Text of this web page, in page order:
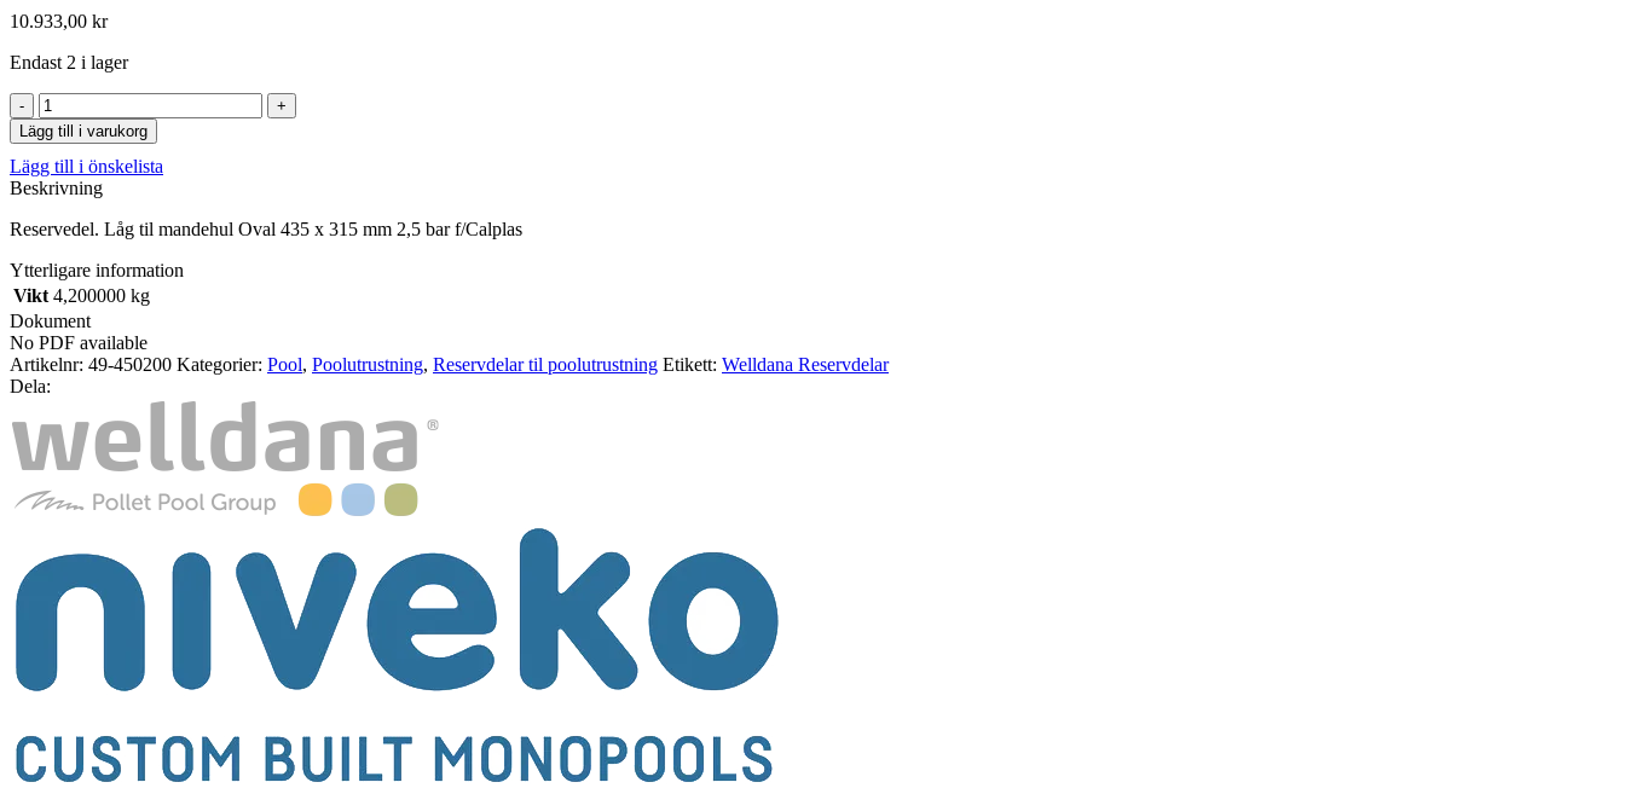
10.933,00 kr
Endast 2 i lager
Låg
til
mandehul
Oval
435
315
2,5
bar
f/Calplas
mängd
Lägg till i varukorg
Lägg till i önskelista
Beskrivning
Reservedel. Låg til mandehul Oval 435 x 315 mm 2,5 bar f/Calplas
Ytterligare information
Vikt 4,200000 kg
Dokument
No PDF available
Artikelnr: 49-450200 Kategorier: Pool, Poolutrustning, Reservdelar til poolutrustning Etikett: Welldana Reservdelar
Dela: